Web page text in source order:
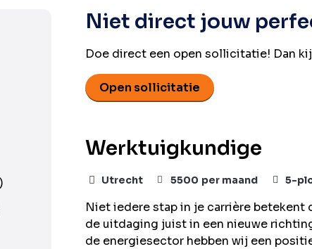
Niet direct jouw
Doe direct een open sollicitatie! Dan
Open sollicitatie
Werktuigkundige
Utrecht 5500 per maand 5-
Niet iedere stap in je carrière betekent
de uitdaging juist in een nieuwe
de energiesector hebben wij een